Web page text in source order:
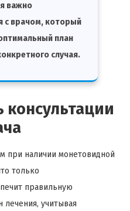
важно
с врачом, который
план
случая.
при наличии монетовидной
только
правильную
лечения, учитывая